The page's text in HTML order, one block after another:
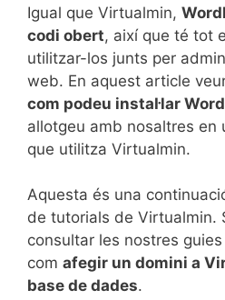
Igual que Virtualmin,
codi obert, així que té tot
utilitzar-los junts per
web. En aquest article
com podeu instal·lar
allotgeu amb nosaltres en
que utilitza Virtualmin.
Aquesta és una
de tutorials de Virtualmin.
consultar les nostres
com afegir un domini a
base de dades.